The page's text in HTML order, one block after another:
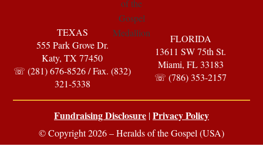
TEXAS
555 Park Grove Dr.
Katy, TX 77450
☏ (281) 676-8526 / Fax. (832)
321-5338
FLORIDA
13611 SW 75th St.
Miami, FL 33183
☏ (786) 353-2157
Fundraising Disclosure |Privacy Policy
© Copyright 2026 – Heralds of the Gospel (USA)